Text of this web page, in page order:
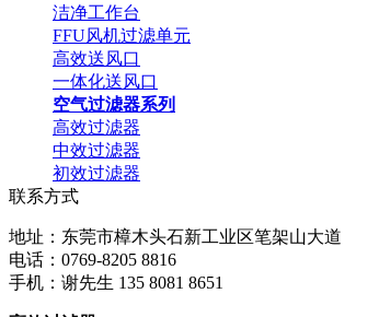
洁净工作台
FFU风机过滤单元
高效送风口
一体化送风口
空气过滤器系列
高效过滤器
中效过滤器
初效过滤器
联系方式
地址：东莞市樟木头石新工业区笔架山大道
电话：0769-8205 8816
手机：谢先生 135 8081 8651